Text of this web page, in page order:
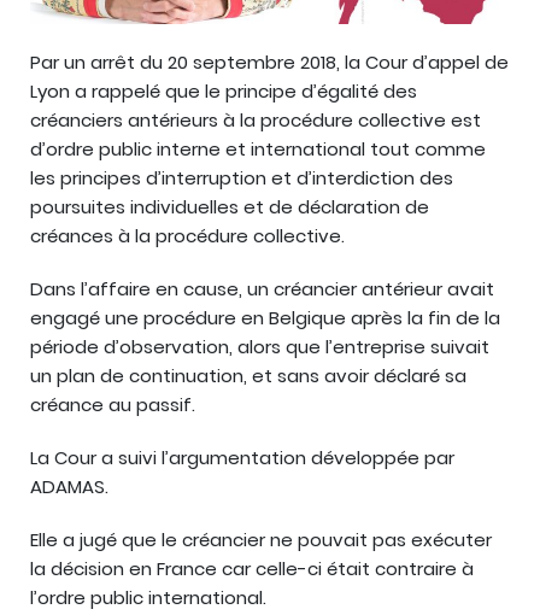
Par un arrêt du 20 septembre 2018, la Cour d’appel de
Lyon a rappelé que le principe d’égalité des
créanciers antérieurs à la procédure collective est
d’ordre public interne et international tout comme
les principes d’interruption et d’interdiction des
poursuites individuelles et de déclaration de
créances à la procédure collective.
Dans l’affaire en cause, un créancier antérieur avait
engagé une procédure en Belgique après la fin de la
période d’observation, alors que l’entreprise suivait
un plan de continuation, et sans avoir déclaré sa
créance au passif.
La Cour a suivi l’argumentation développée par
ADAMAS.
Elle a jugé que le créancier ne pouvait pas exécuter
la décision en France car celle-ci était contraire à
l’ordre public international.